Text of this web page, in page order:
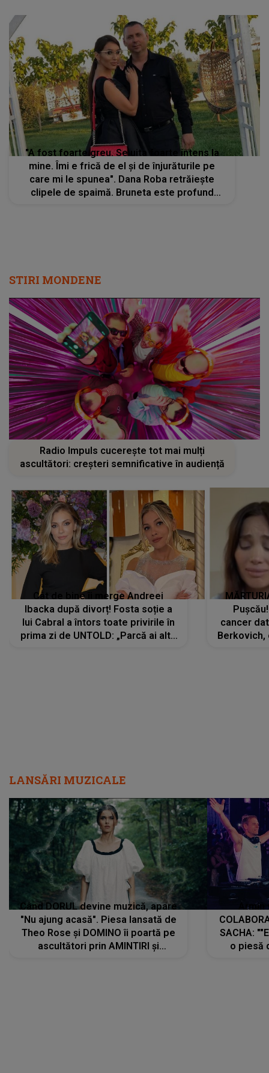
"A fost foarte greu. Se uita foarte intens la
mine. Îmi e frică de el și de înjurăturile pe
care mi le spunea". Dana Roba retrăiește
clipele de spaimă. Bruneta este profund
STIRI MONDENE
Radio Impuls cucerește tot mai mulți
ascultători: creșteri semnificative în audiență
Cât de bine îi merge Andreei
Ibacka după divorț! Fosta soție a
lui Cabral a întors toate privirile în
prima zi de UNTOLD: „Parcă ai altă
cancer
Berkovich,
LANSĂRI MUZICALE
Când DORUL devine muzică, apare
"Nu ajung acasă". Piesa lansată de
Theo Rose și DOMINO îi poartă pe
ascultători prin AMINTIRI și
SACHA:
o piesă